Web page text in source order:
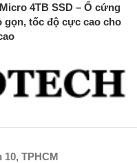
4TB SSD – Ổ cứng
gọn, tốc độ cực cao cho
TPHCM